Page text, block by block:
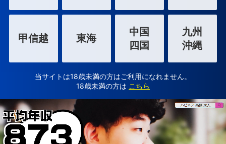
甲信越 東海
中国
四国
九州
沖縄
当サイトは18歳未満の方はご利用になれません。
18歳未満の方は こちら